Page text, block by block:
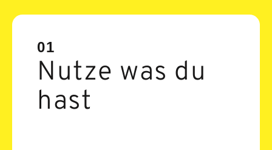
01
Nutze was du
hast